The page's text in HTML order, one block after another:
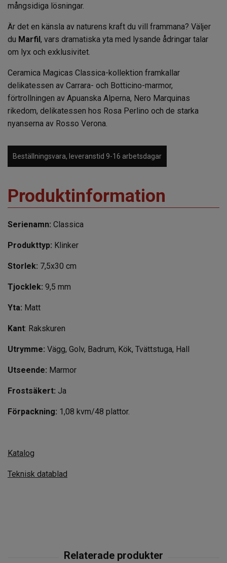
mångsidiga lösningar.
Är det en känsla av naturens kraft du vill frammana? Väljer
du Marfil, vars dramatiska yta med lysande ådringar talar
om lyx och exklusivitet.
Ceramica Magicas Classica-kollektion framkallar
delikatessen av Carrara- och Botticino-marmor,
förtrollningen av Apuanska Alperna, Nero Marquinas
rikedom, delikatessen hos Rosa Perlino och de starka
nyanserna av Rosso Verona.
Beställningsvara, leveranstid 9-16 arbetsdagar
Produktinformation
Serienamn: Classica
Produkttyp: Klinker
Storlek: 7,5x30 cm
Tjocklek: 9,5 mm
Yta: Matt
Kant: Rakskuren
Utrymme: Vägg, Golv, Badrum, Kök, Tvättstuga, Hall
Utseende: Marmor
Frostsäkert: Ja
Förpackning: 1,08 kvm/48 plattor.
Katalog
Teknisk datablad